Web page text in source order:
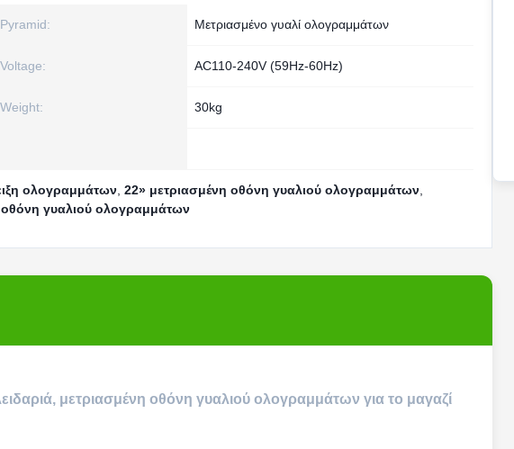
Pyramid: Μετριασμένο γυαλί ολογραμμάτων
Voltage: AC110-240V (59Hz-60Hz)
Weight: 30kg
ολογραμμάτων 22» μετριασμένη οθόνη γυαλιού ολογραμμάτων
οθόνη γυαλιού ολογραμμάτων
μετριασμένη οθόνη γυαλιού ολογραμμάτων για το μαγαζί